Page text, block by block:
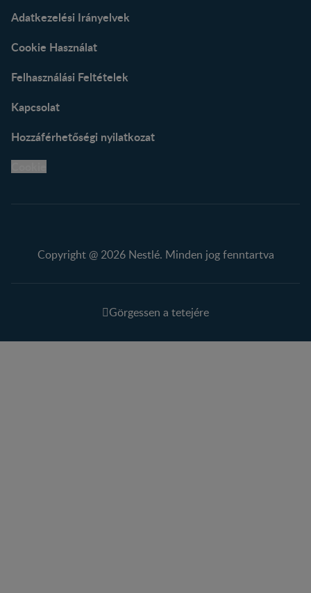
Adatkezelési Irányelvek
Cookie Használat
Felhasználási Feltételek
Kapcsolat
Hozzáférhetőségi nyilatkozat
Copyright @ 2026 Nestlé. Minden jog fenntartva
Görgessen a tetejére